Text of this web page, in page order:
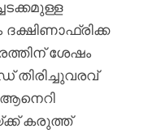
ശേഷം
തിരിച്ചുവരവ്
കരുത്ത്